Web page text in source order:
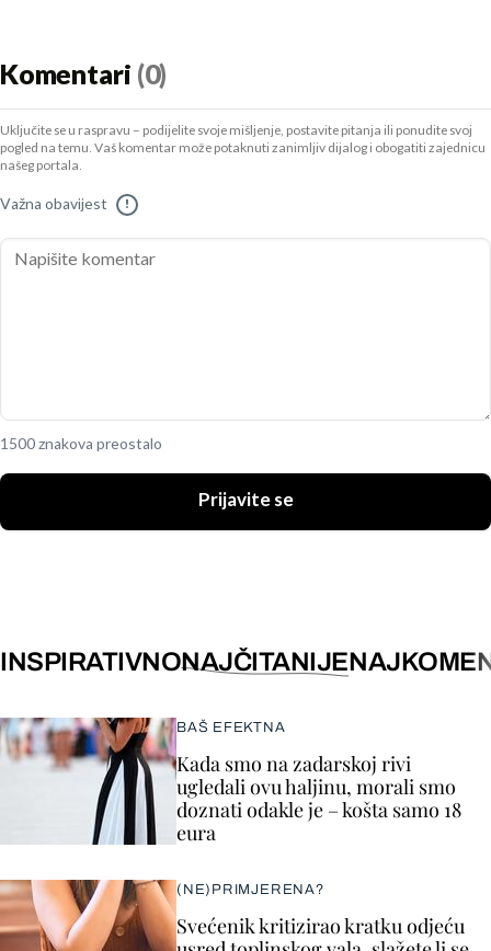
Komentari (0)
Uključite se u raspravu – podijelite svoje mišljenje, postavite pitanja ili ponudite svoj
pogled na temu. Vaš komentar može potaknuti zanimljiv dijalog i obogatiti zajednicu
našeg portala.
Važna obavijest !
1500 znakova preostalo
Prijavite se
INSPIRATIVNONAJČITANIJE
BAŠ EFEKTNA
Kada smo na zadarskoj rivi
ugledali ovu haljinu, morali smo
doznati odakle je – košta samo 18
eura
(NE)PRIMJERENA?
Svećenik kritizirao kratku odjeću